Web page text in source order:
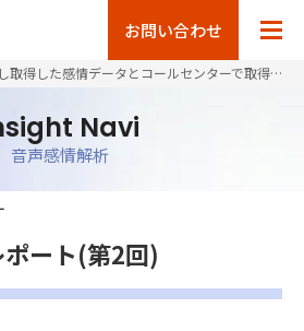
お問い合わせ
Navi
音声感情解析
日々の顧客対応の音声を解析し取得した感情データとコールセンターで取得可能な付帯データとの関連性を分析
ート(第2回)